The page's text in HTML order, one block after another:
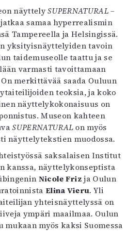
Lehdet
4/2026
2–3/2026
1/2026
6/2025
saame
5/2025
Info
ja irtonumerot
Toimitus
Kaltio ry
näyttelySUPERNATURAL –
samaa hyperrealismin
Tampereella ja Helsingissä.
yksityisnäyttelyiden tavoin
taidemuseolle taattu ja se
varmasti tavoittamaan
merkittävää saada Ouluun
teoksia, ja koko
näyttelykokonaisuus on
Museon kahteen
SUPERNATURAL on myös
näyttelytekstien muodossa.
saksalaisen Institut
kanssa, näyttelykonseptista
Nicole Friz ja Oulun
Elina Vieru. Yli
yhteisnäyttelyssä on
ympäri maailmaa. Oulun
myös kaksi Suomessa